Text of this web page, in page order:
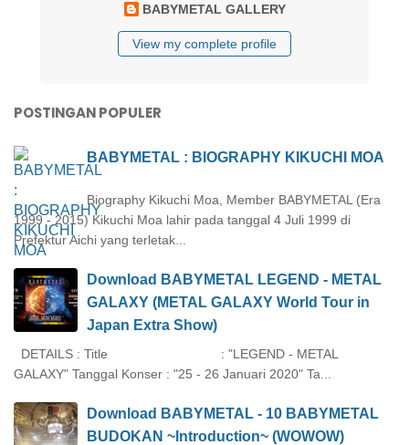
BABYMETAL GALLERY
View my complete profile
POSTINGAN POPULER
BABYMETAL : BIOGRAPHY KIKUCHI MOA
Biography Kikuchi Moa, Member BABYMETAL (Era
1999 - 2015) Kikuchi Moa lahir pada tanggal 4 Juli 1999 di
Prefektur Aichi yang terletak...
Download BABYMETAL LEGEND - METAL
GALAXY (METAL GALAXY World Tour in
Japan Extra Show)
DETAILS : Title : "LEGEND - METAL
GALAXY" Tanggal Konser : "25 - 26 Januari 2020" Ta...
Download BABYMETAL - 10 BABYMETAL
BUDOKAN ~Introduction~ (WOWOW)